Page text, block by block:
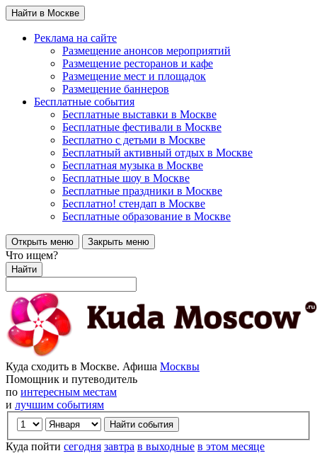
Найти в Москве
Реклама на сайте
Размещение анонсов мероприятий
Размещение ресторанов и кафе
Размещение мест и площадок
Размещение баннеров
Бесплатные события
Бесплатные выставки в Москве
Бесплатные фестивали в Москве
Бесплатно с детьми в Москве
Бесплатный активный отдых в Москве
Бесплатная музыка в Москве
Бесплатные шоу в Москве
Бесплатные праздники в Москве
Бесплатно! стендап в Москве
Бесплатные образование в Москве
Открыть меню Закрыть меню
Что ищем?
Найти
Куда сходить в Москве. Афиша Москвы
Помощник и путеводитель
по интересным местам
и лучшим событиям
Куда пойти сегодня завтра в выходные в этом месяце